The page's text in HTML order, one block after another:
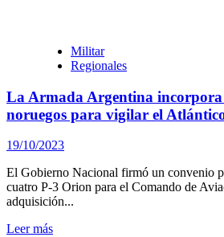
Militar
Regionales
La Armada Argentina incorpora
noruegos para vigilar el
19/10/2023
El Gobierno Nacional firmó un convenio
cuatro P-3 Orion para el Comando de
adquisición...
Leer más